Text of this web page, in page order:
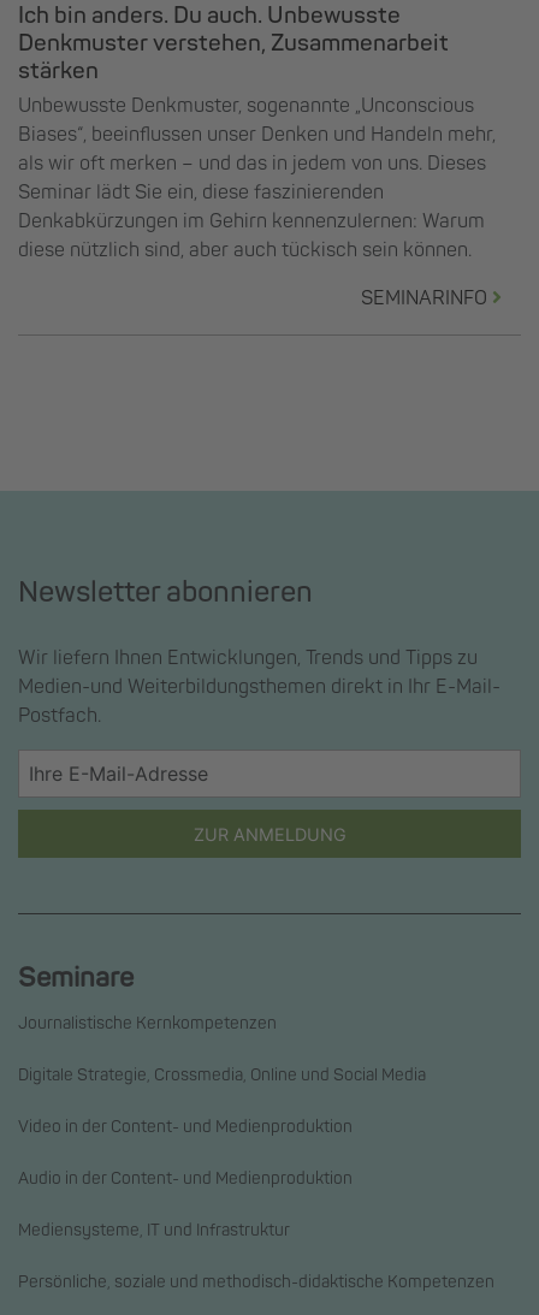
Ich bin anders. Du auch. Unbewusste
Denkmuster verstehen, Zusammenarbeit
stärken
Unbewusste Denkmuster, sogenannte „Unconscious
Biases“, beeinflussen unser Denken und Handeln mehr,
als wir oft merken – und das in jedem von uns. Dieses
Seminar lädt Sie ein, diese faszinierenden
Denkabkürzungen im Gehirn kennenzulernen: Warum
diese nützlich sind, aber auch tückisch sein können.
SEMINARINFO
Newsletter abonnieren
Wir liefern Ihnen Entwicklungen, Trends und Tipps zu
Medien-und Weiterbildungsthemen direkt in Ihr E-Mail-
Postfach.
ZUR ANMELDUNG
Seminare
Journalistische Kernkompetenzen
Digitale Strategie, Crossmedia, Online und Social Media
Video in der Content- und Medienproduktion
Audio in der Content- und Medienproduktion
Mediensysteme, IT und Infrastruktur
Persönliche, soziale und methodisch-didaktische Kompetenzen